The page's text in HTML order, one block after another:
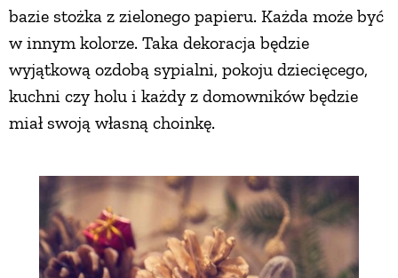
bazie stożka z zielonego papieru. Każda może być
w innym kolorze. Taka dekoracja będzie
wyjątkową ozdobą sypialni, pokoju dziecięcego,
kuchni czy holu i każdy z domowników będzie
miał swoją własną choinkę.